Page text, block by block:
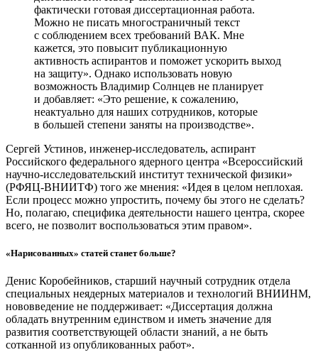
фактически готовая диссертационная работа.
Можно не писать многостраничный текст
с соблюдением всех требований ВАК. Мне
кажется, это повысит публикационную
активность аспирантов и поможет ускорить выход
на защиту». Однако использовать новую
возможность Владимир Солнцев не планирует
и добавляет: «Это решение, к сожалению,
неактуально для наших сотрудников, которые
в большей степени заняты на производстве».
Сергей Устинов, инженер-исследователь, аспирант
Российского федерального ядерного центра «Всероссийский
научно-исследовательский институт технической физики»
(РФЯЦ-ВНИИТФ) того же мнения: «Идея в целом неплохая.
Если процесс можно упростить, почему бы этого не сделать?
Но, полагаю, специфика деятельности нашего центра, скорее
всего, не позволит воспользоваться этим правом».
«Нарисованных» статей станет больше?
Денис Коробейников, старший научный сотрудник отдела
специальных неядерных материалов и технологий ВНИИНМ,
нововведение не поддерживает: «Диссертация должна
обладать внутренним единством и иметь значение для
развития соответствующей области знаний, а не быть
сотканной из опубликованных работ».